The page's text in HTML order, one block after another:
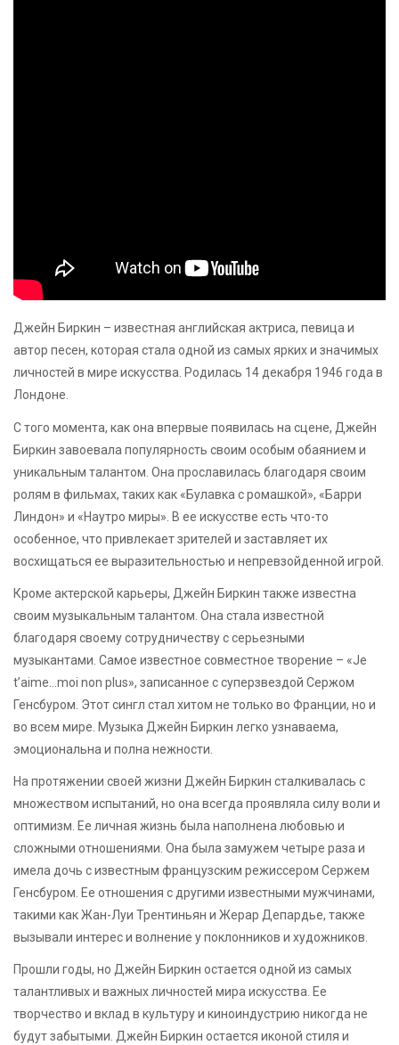
Джейн Биркин – известная английская актриса, певица и
автор песен, которая стала одной из самых ярких и значимых
личностей в мире искусства. Родилась 14 декабря 1946 года в
Лондоне.
С того момента, как она впервые появилась на сцене, Джейн
Биркин завоевала популярность своим особым обаянием и
уникальным талантом. Она прославилась благодаря своим
ролям в фильмах, таких как «Булавка с ромашкой», «Барри
Линдон» и «Наутро миры». В ее искусстве есть что-то
особенное, что привлекает зрителей и заставляет их
восхищаться ее выразительностью и непревзойденной игрой.
Кроме актерской карьеры, Джейн Биркин также известна
своим музыкальным талантом. Она стала известной
благодаря своему сотрудничеству с серьезными
музыкантами. Самое известное совместное творение – «Je
t’aime…moi non plus», записанное с суперзвездой Сержом
Генсбуром. Этот сингл стал хитом не только во Франции, но и
во всем мире. Музыка Джейн Биркин легко узнаваема,
эмоциональна и полна нежности.
На протяжении своей жизни Джейн Биркин сталкивалась с
множеством испытаний, но она всегда проявляла силу воли и
оптимизм. Ее личная жизнь была наполнена любовью и
сложными отношениями. Она была замужем четыре раза и
имела дочь с известным французским режиссером Сержем
Генсбуром. Ее отношения с другими известными мужчинами,
такими как Жан-Луи Трентиньян и Жерар Депардье, также
вызывали интерес и волнение у поклонников и художников.
Прошли годы, но Джейн Биркин остается одной из самых
талантливых и важных личностей мира искусства. Ее
творчество и вклад в культуру и киноиндустрию никогда не
будут забытыми. Джейн Биркин остается иконой стиля и